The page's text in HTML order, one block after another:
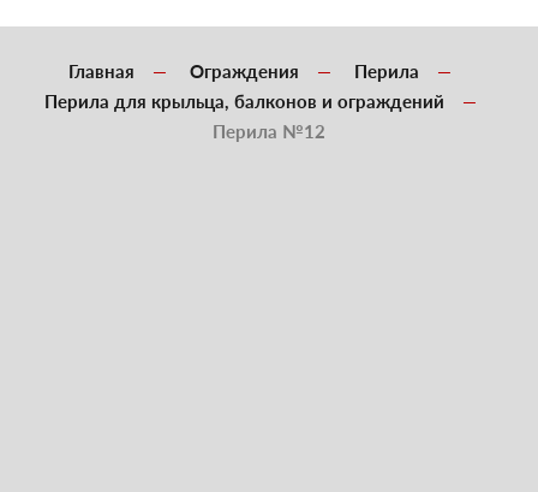
Главная Ограждения
Перила
Перила для крыльца, балконов и ограждений
Перила №12